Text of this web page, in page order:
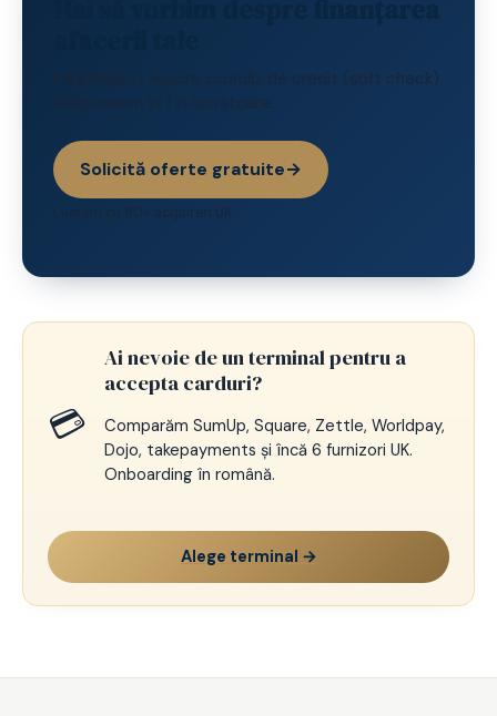
Fără impact asupra scorului de credit (soft check).
Răspundem în 1 zi lucrătoare.
Solicită oferte gratuite→
Lucrăm cu 80+ acquireri UK
💳
Ai nevoie de un terminal pentru a
accepta carduri?
Comparăm SumUp, Square, Zettle, Worldpay,
Dojo, takepayments și încă 6 furnizori UK.
Onboarding în română.
Alege terminal →